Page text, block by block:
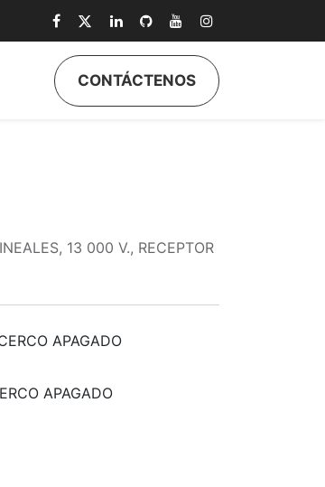
Quiénes Somos Eventos Soporte
CONTÁCTENOS
13 000 V., RECEPTOR
APAGADO
APAGADO